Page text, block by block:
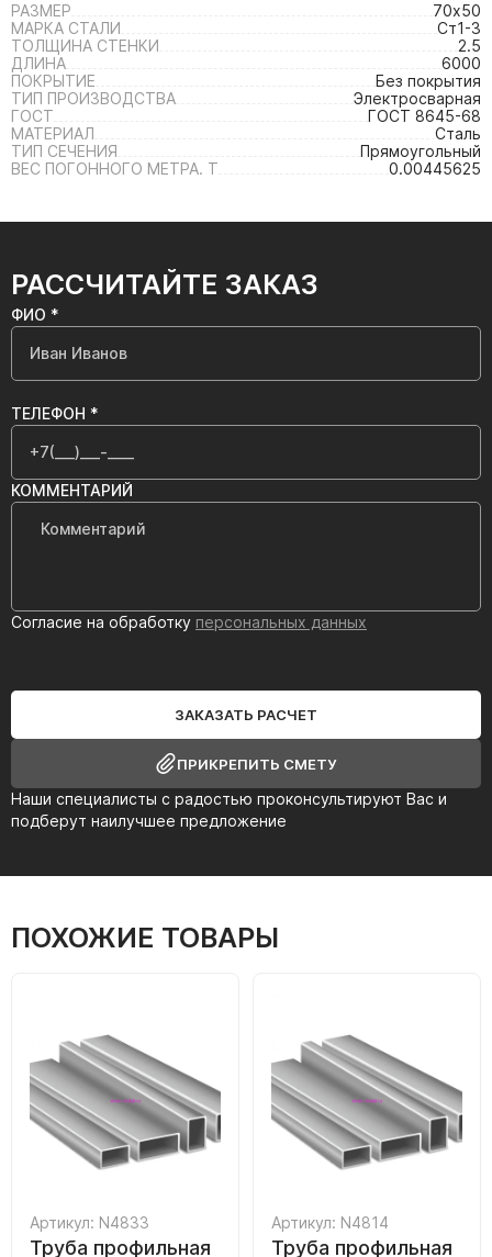
РАЗМЕР
70х50
МАРКА СТАЛИ
Ст1-3
ТОЛЩИНА СТЕНКИ
2.5
ДЛИНА
6000
ПОКРЫТИЕ
Без покрытия
ТИП ПРОИЗВОДСТВА
Электросварная
ГОСТ
ГОСТ 8645-68
МАТЕРИАЛ
Сталь
ТИП СЕЧЕНИЯ
Прямоугольный
ВЕС ПОГОННОГО МЕТРА. Т
0.00445625
РАССЧИТАЙТЕ ЗАКАЗ
Наши специалисты с радостью проконсультируют Вас и
подберут наилучшее предложение
ФИО *
ТЕЛЕФОН *
КОММЕНТАРИЙ
Согласие на обработку персональных данных
ЗАКАЗАТЬ РАСЧЕТ
ПРИКРЕПИТЬ СМЕТУ
ПОХОЖИЕ ТОВАРЫ
Артикул: N4833
Труба профильная
Артикул: N4814
Труба профильная